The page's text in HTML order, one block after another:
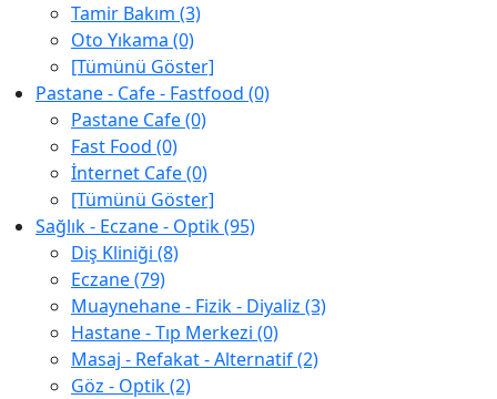
Tamir Bakım (3)
Oto Yıkama (0)
[Tümünü Göster]
Pastane - Cafe - Fastfood (0)
Pastane Cafe (0)
Fast Food (0)
İnternet Cafe (0)
[Tümünü Göster]
Sağlık - Eczane - Optik (95)
Diş Kliniği (8)
Eczane (79)
Muaynehane - Fizik - Diyaliz (3)
Hastane - Tıp Merkezi (0)
Masaj - Refakat - Alternatif (2)
Göz - Optik (2)